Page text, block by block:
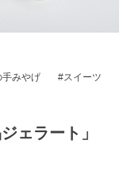
手みやげ スイーツ
ェラート」